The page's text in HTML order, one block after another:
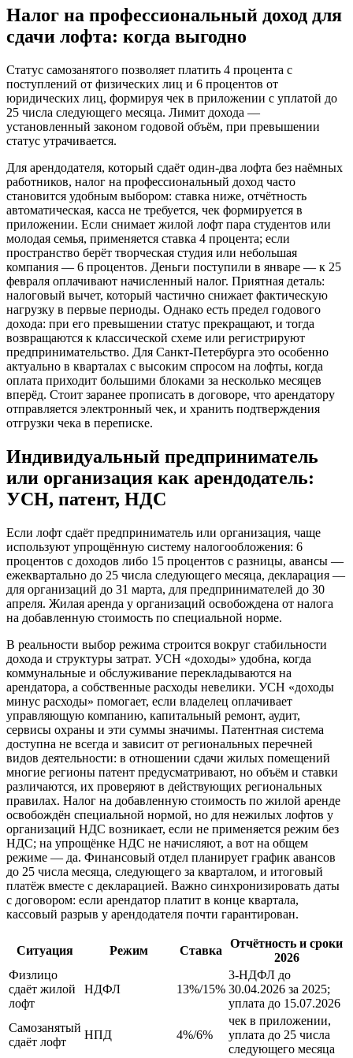
Налог на профессиональный доход для
сдачи лофта: когда выгодно
Статус самозанятого позволяет платить 4 процента с
поступлений от физических лиц и 6 процентов от
юридических лиц, формируя чек в приложении с уплатой до
25 числа следующего месяца. Лимит дохода —
установленный законом годовой объём, при превышении
статус утрачивается.
Для арендодателя, который сдаёт один‑два лофта без наёмных
работников, налог на профессиональный доход часто
становится удобным выбором: ставка ниже, отчётность
автоматическая, касса не требуется, чек формируется в
приложении. Если снимает жилой лофт пара студентов или
молодая семья, применяется ставка 4 процента; если
пространство берёт творческая студия или небольшая
компания — 6 процентов. Деньги поступили в январе — к 25
февраля оплачивают начисленный налог. Приятная деталь:
налоговый вычет, который частично снижает фактическую
нагрузку в первые периоды. Однако есть предел годового
дохода: при его превышении статус прекращают, и тогда
возвращаются к классической схеме или регистрируют
предпринимательство. Для Санкт‑Петербурга это особенно
актуально в кварталах с высоким спросом на лофты, когда
оплата приходит большими блоками за несколько месяцев
вперёд. Стоит заранее прописать в договоре, что арендатору
отправляется электронный чек, и хранить подтверждения
отгрузки чека в переписке.
Индивидуальный предприниматель
или организация как арендодатель:
УСН, патент, НДС
Если лофт сдаёт предприниматель или организация, чаще
используют упрощённую систему налогообложения: 6
процентов с доходов либо 15 процентов с разницы, авансы —
ежеквартально до 25 числа следующего месяца, декларация —
для организаций до 31 марта, для предпринимателей до 30
апреля. Жилая аренда у организаций освобождена от налога
на добавленную стоимость по специальной норме.
В реальности выбор режима строится вокруг стабильности
дохода и структуры затрат. УСН «доходы» удобна, когда
коммунальные и обслуживание перекладываются на
арендатора, а собственные расходы невелики. УСН «доходы
минус расходы» помогает, если владелец оплачивает
управляющую компанию, капитальный ремонт, аудит,
сервисы охраны и эти суммы значимы. Патентная система
доступна не всегда и зависит от региональных перечней
видов деятельности: в отношении сдачи жилых помещений
многие регионы патент предусматривают, но объём и ставки
различаются, их проверяют в действующих региональных
правилах. Налог на добавленную стоимость по жилой аренде
освобождён специальной нормой, но для нежилых лофтов у
организаций НДС возникает, если не применяется режим без
НДС; на упрощёнке НДС не начисляют, а вот на общем
режиме — да. Финансовый отдел планирует график авансов
до 25 числа месяца, следующего за кварталом, и итоговый
платёж вместе с декларацией. Важно синхронизировать даты
с договором: если арендатор платит в конце квартала,
кассовый разрыв у арендодателя почти гарантирован.
Ситуация Режим Ставка
Отчётность и сроки
2026
Физлицо
сдаёт жилой
лофт
НДФЛ 13%/15%
3‑НДФЛ до
30.04.2026 за 2025;
уплата до 15.07.2026
Самозанятый
сдаёт лофт
НПД 4%/6%
чек в приложении,
уплата до 25 числа
следующего месяца